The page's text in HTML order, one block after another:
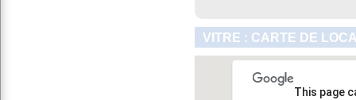
VITRE : CARTE DE
This page